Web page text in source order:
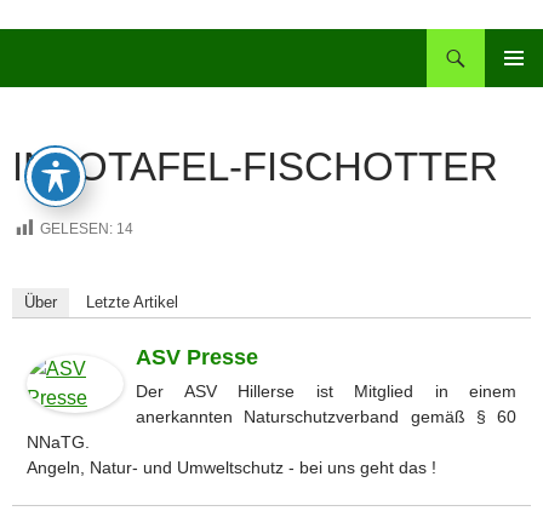
INFOTAFEL-FISCHOTTER
GELESEN: 14
Über Letzte Artikel
ASV Presse
Der ASV Hillerse ist Mitglied in einem
anerkannten Naturschutzverband gemäß § 60
NNaTG.
Angeln, Natur- und Umweltschutz - bei uns geht das !